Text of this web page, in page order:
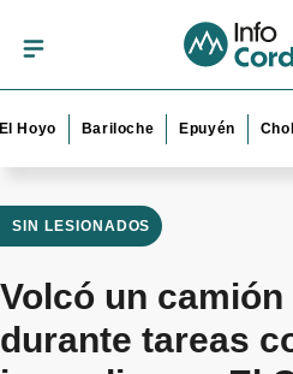
Bariloche Epuyén Cholila
SIN LESIONADOS
Volcó un camión
durante tareas